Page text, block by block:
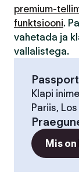
premium-
funktsiooni.
vahetada ja
vallalistega.
Klapi
Pariis,
Mis